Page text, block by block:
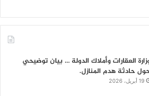
العقارات وأملاك الدولة … بيان توضيحي
حادثة هدم المنازل.
19 أبريل، 2026